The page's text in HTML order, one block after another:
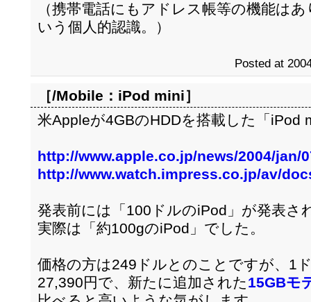
（携帯電話にもアドレス帳等の機能は
いう個人的認識。）
Posted at
［/Mobile： iPod mini］
米Appleが4GBのHDDを搭載した「iPod
http://www.apple.co.jp/news/2004/jan/
http://www.watch.impress.co.jp/av/
発表前には「100ドルのiPod」が発表さ
実際は「約100gのiPod」でした。
価格の方は249ドルとのことですが、1
27,390円で、新たに追加された15GBモ